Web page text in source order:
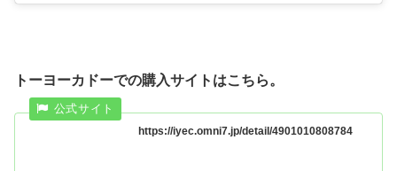
トーヨーカドーでの購入サイトはこちら。
https://iyec.omni7.jp/detail/4901010808784